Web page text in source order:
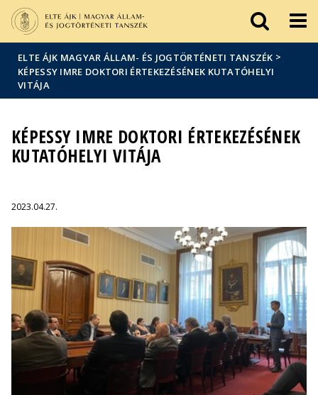
Hírek
Események
ELTE a
sajtóban
ELTE ÁJK MAGYAR ÁLLAM- ÉS JOGTÖRTÉNETI TANSZÉK >
KÉPESSY IMRE DOKTORI ÉRTEKEZÉSÉNEK KUTATÓHELYI
VITÁJA
KÉPESSY IMRE DOKTORI ÉRTEKEZÉSÉNEK
KUTATÓHELYI VITÁJA
2023.04.27.